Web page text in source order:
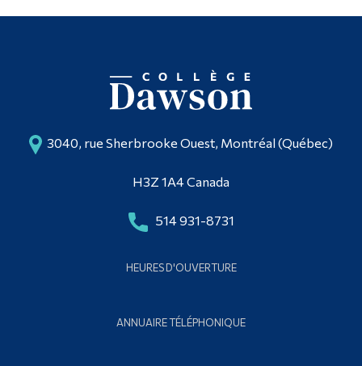
3040, rue Sherbrooke Ouest, Montréal (Québec)
H3Z 1A4 Canada
514 931-8731
HEURES D'OUVERTURE
ANNUAIRE TÉLÉPHONIQUE